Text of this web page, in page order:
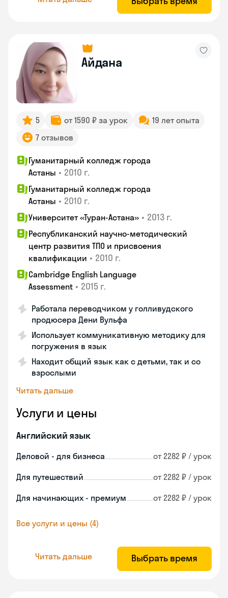
Айдана
5 от 1590 ₽ за урок
19 лет опыта
7 отзывов
Гуманитарный колледж города
Астаны • 2010 г.
Гуманитарный колледж города
Астаны • 2010 г.
Университет «Туран-Астана» • 2013 г.
Республиканский научно-методический
центр развития ТПО и присвоения
квалификации • 2010 г.
Cambridge English Language
Assessment • 2015 г.
Работала переводчиком у голливудского
продюсера Дени Вульфа
Использует коммуникативную методику для
погружения в язык
Находит общий язык как с детьми, так и со
взрослыми
Читать дальше
Услуги и цены
Английский язык
Деловой - для бизнеса от 2282 ₽ / урок
Для путешествий от 2282 ₽ / урок
Для начинающих - премиум от 2282 ₽ / урок
Все услуги и цены (4)
Читать дальше Выбрать время